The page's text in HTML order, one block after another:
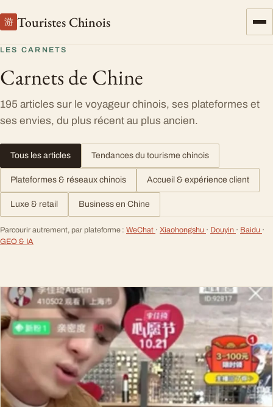
游 Touristes Chinois
LES CARNETS
Carnets de Chine
195 articles sur le voyageur chinois, ses plateformes et
ses envies, du plus récent au plus ancien.
Tous les articles Tendances du tourisme chinois
Plateformes & réseaux chinois Accueil & expérience client
Luxe & retail Business en Chine
Parcourir autrement, par plateforme : WeChat · Xiaohongshu · Douyin · Baidu ·
GEO & IA